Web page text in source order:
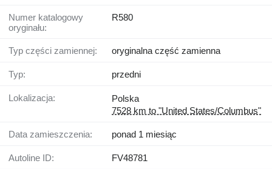
Numer katalogowy
oryginału:
R580
Typ części zamiennej: oryginalna część zamienna
Typ: przedni
Lokalizacja:
Polska
7528 km to "United States/Columbus"
Data zamieszczenia: ponad 1 miesiąc
Autoline ID: FV48781